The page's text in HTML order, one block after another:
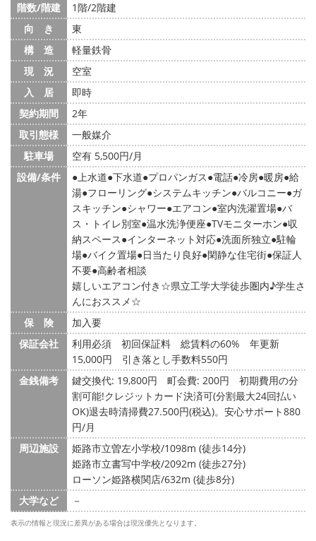
階数/階建
1階/2階建
向 き
東
構 造
軽量鉄骨
現 況
空室
入 居
即時
契約期間
2年
取引態様
一般媒介
駐車場
空有 5,500円/月
設備/条件
上水道 下水道 プロパンガス 電話 冷房 暖房 給
湯 フローリング システムキッチン バルコニー ガ
スキッチン シャワー エアコン 室内洗濯置場 バ
ス・トイレ別室 温水洗浄便座 TVモニターホン 収
納スペース インターネット対応 洗面所独立 駐輪
場 バイク置場 日当たり良好 閑静な住宅街 保証人
不要 高齢者相談
嬉しいエアコン付き☆県立工学大学徒歩圏内♪学生さ
んにおススメ☆
保 険
加入要
保証会社
利用必須 初回保証料 総賃料の60% 年更新
15,000円 引き落とし手数料550円
金銭備考
鍵交換代: 19,800円 町会費: 200円
初期費用の分
割可能!クレジットカード決済可(分割最大24回払い
OK)退去時清掃費27.500円(税込)。安心サポート880
円/月
周辺施設
姫路市立曽左小学校/1098m (徒歩14分)
姫路市立書写中学校/2092m (徒歩27分)
ローソン姫路横関店/632m (徒歩8分)
大学など
－
表示の情報と現況に差異がある場合は現況優先となります。